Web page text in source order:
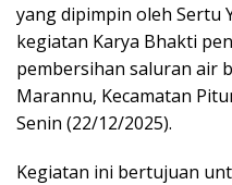
yang dipimpin oleh Sertu
kegiatan Karya Bhakti
pembersihan saluran air
Marannu, Kecamatan
Senin (22/12/2025).
Kegiatan ini bertujuan